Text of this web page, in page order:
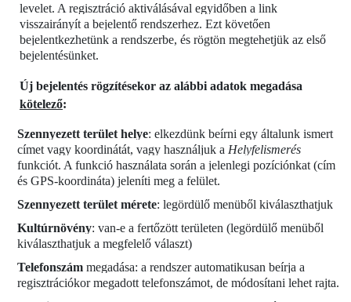
levelet. A regisztráció aktiválásával egyidőben a link
visszairányít a bejelentő rendszerhez. Ezt követően
bejelentkezhetünk a rendszerbe, és rögtön megtehetjük az első
bejelentésünket.
Új bejelentés rögzítésekor az alábbi adatok megadása
kötelező:
Szennyezett terület helye: elkezdünk beírni egy általunk ismert
címet vagy koordinátát, vagy használjuk a Helyfelismerés
funkciót. A funkció használata során a jelenlegi pozíciónkat (cím
és GPS-koordináta) jeleníti meg a felület.
Szennyezett terület mérete: legördülő menüből kiválaszthatjuk
Kultúrnövény: van-e a fertőzött területen (legördülő menüből
kiválaszthatjuk a megfelelő választ)
Telefonszám megadása: a rendszer automatikusan beírja a
regisztrációkor megadott telefonszámot, de módosítani lehet rajta.